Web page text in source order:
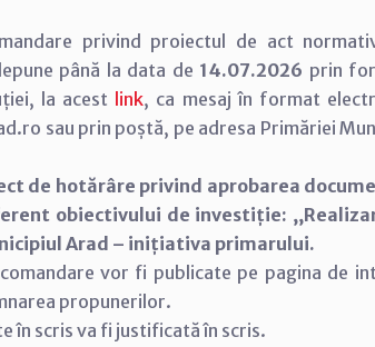
privind proiectul de act
până la data de 14.07.2026 prin
la acest link, ca mesaj în format
sau prin poștă, pe adresa Primăriei
de hotărâre privind aprobarea
obiectivului de investiție:
Arad – inițiativa primarului.
vor fi publicate pe pagina de
propunerilor.
în scris va fi justificată în scris.